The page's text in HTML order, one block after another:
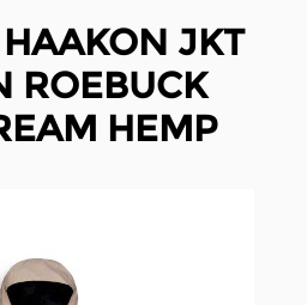
JKT
ROEBUCK
HEMP